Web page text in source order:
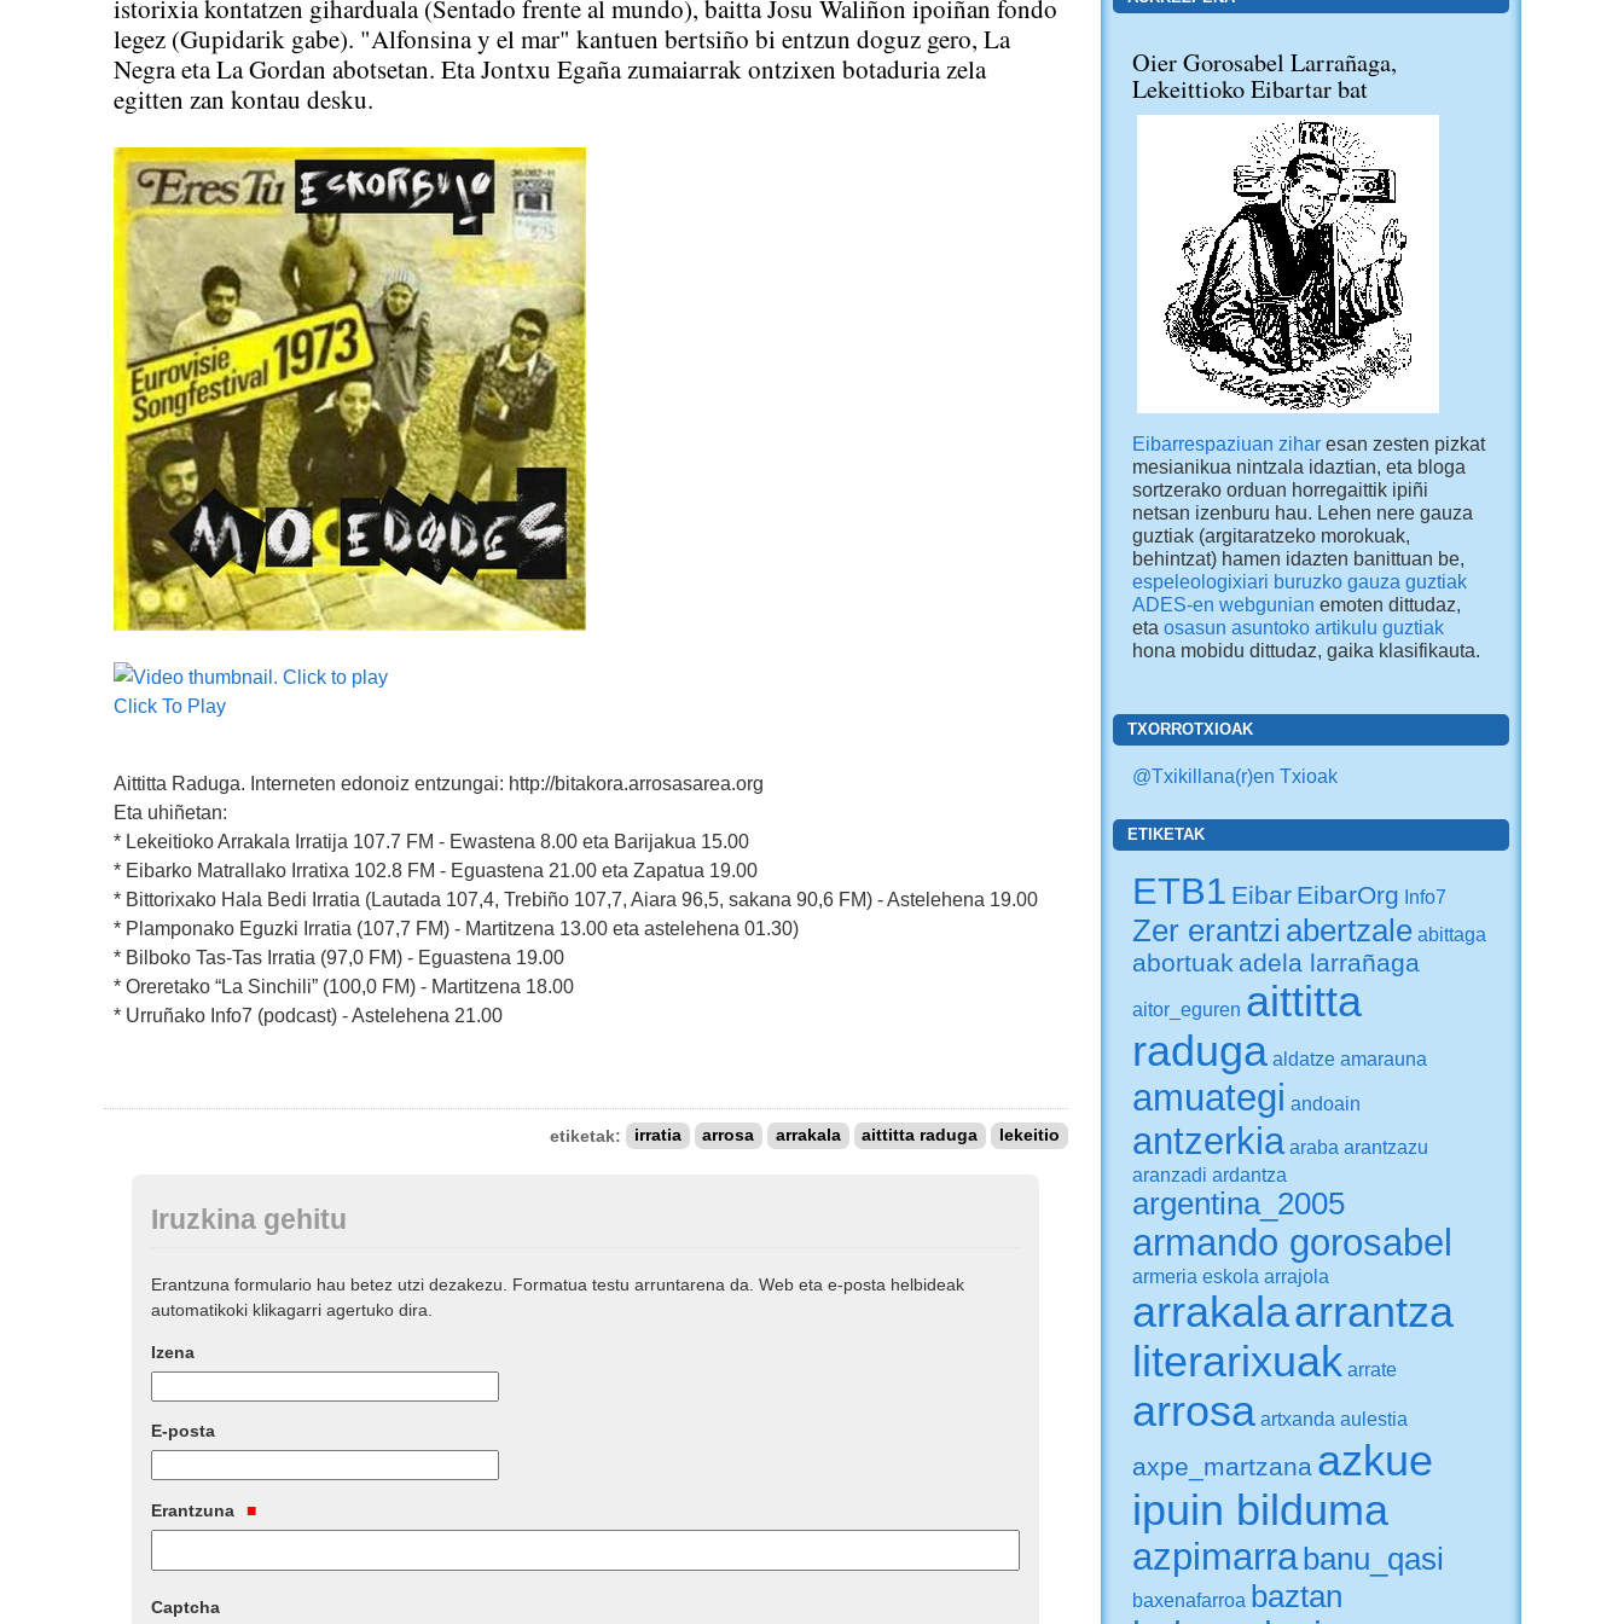
istorixia kontatzen giharduala (Sentado frente al mundo), baitta Josu Waliñon ipoiñan fondo
legez (Gupidarik gabe). "Alfonsina y el mar" kantuen bertsiño bi entzun doguz gero, La
Negra eta La Gordan abotsetan. Eta Jontxu Egaña zumaiarrak ontzixen botaduria zela
egitten zan kontau desku.
Click To Play
Aittitta Raduga. Interneten edonoiz entzungai: http://bitakora.arrosasarea.org
Eta uhiñetan:
* Lekeitioko Arrakala Irratija 107.7 FM - Ewastena 8.00 eta Barijakua 15.00
* Eibarko Matrallako Irratixa 102.8 FM - Eguastena 21.00 eta Zapatua 19.00
* Bittorixako Hala Bedi Irratia (Lautada 107,4, Trebiño 107,7, Aiara 96,5, sakana 90,6 FM) - Astelehena 19.00
* Plamponako Eguzki Irratia (107,7 FM) - Martitzena 13.00 eta astelehena 01.30)
* Bilboko Tas-Tas Irratia (97,0 FM) - Eguastena 19.00
* Oreretako “La Sinchili” (100,0 FM) - Martitzena 18.00
* Urruñako Info7 (podcast) - Astelehena 21.00
etiketak: irratia arrosa arrakala aittitta raduga lekeitio
Iruzkina gehitu
Erantzuna formulario hau betez utzi dezakezu. Formatua testu arruntarena da. Web eta e-posta helbideak
automatikoki klikagarri agertuko dira.
Izena
E-posta
Erantzuna
Captcha
Oier Gorosabel Larrañaga,
Lekeittioko Eibartar bat
Eibarrespaziuan ziharesan zesten pizkat
mesianikua nintzala idaztian, eta bloga
sortzerako orduan horregaittik ipiñi
netsan izenburu hau. Lehen nere gauza
guztiak (argitaratzeko morokuak,
behintzat) hamen idazten banittuan be,
espeleologixiari buruzko gauza guztiak
ADES-en webgunian emoten dittudaz,
eta osasun asuntoko artikulu guztiak
hona mobidu dittudaz, gaika klasifikauta.
TXORROTXIOAK
@Txikillana(r)en Txioak
ETIKETAK
ETB1 Eibar EibarOrg Info7
Zer erantzi abertzale abittaga
abortuak adela larrañaga
aitor_eguren aittitta
raduga aldatze amarauna
amuategi andoain
antzerkia araba arantzazu
aranzadi ardantza
argentina_2005
armando gorosabel
armeria eskola arrajola
arrakalaarrantza
literarixuak arrate
arrosa artxanda aulestia
axpe_martzana azkue
ipuin bilduma
azpimarra banu_qasi
baxenafarroa baztan